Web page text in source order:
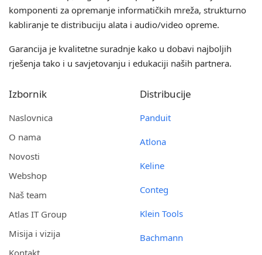
komponenti za opremanje informatičkih mreža, strukturno
kabliranje te distribuciju alata i audio/video opreme.
Garancija je kvalitetne suradnje kako u dobavi najboljih
rješenja tako i u savjetovanju i edukaciji naših partnera.
Izbornik
Naslovnica
O nama
Novosti
Webshop
Naš team
Atlas IT Group
Misija i vizija
Kontakt
Distribucije
Panduit
Atlona
Keline
Conteg
Klein Tools
Bachmann